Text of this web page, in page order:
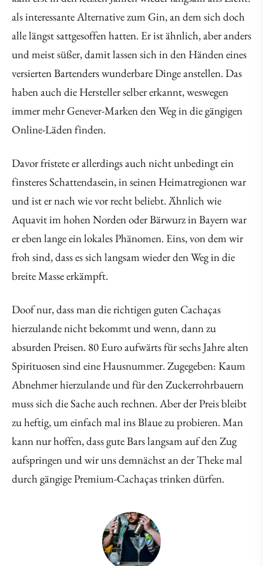
als interessante Alternative zum Gin, an dem sich doch
alle längst sattgesoffen hatten. Er ist ähnlich, aber anders
und meist süßer, damit lassen sich in den Händen eines
versierten Bartenders wunderbare Dinge anstellen. Das
haben auch die Hersteller selber erkannt, weswegen
immer mehr Genever-Marken den Weg in die gängigen
Online-Läden finden.
Davor fristete er allerdings auch nicht unbedingt ein
finsteres Schattendasein, in seinen Heimatregionen war
und ist er nach wie vor recht beliebt. Ähnlich wie
Aquavit im hohen Norden oder Bärwurz in Bayern war
er eben lange ein lokales Phänomen. Eins, von dem wir
froh sind, dass es sich langsam wieder den Weg in die
breite Masse erkämpft.
Doof nur, dass man die richtigen guten Cachaças
hierzulande nicht bekommt und wenn, dann zu
absurden Preisen. 80 Euro aufwärts für sechs Jahre alten
Spirituosen sind eine Hausnummer. Zugegeben: Kaum
Abnehmer hierzulande und für den Zuckerrohrbauern
muss sich die Sache auch rechnen. Aber der Preis bleibt
zu heftig, um einfach mal ins Blaue zu probieren. Man
kann nur hoffen, dass gute Bars langsam auf den Zug
aufspringen und wir uns demnächst an der Theke mal
durch gängige Premium-Cachaças trinken dürfen.